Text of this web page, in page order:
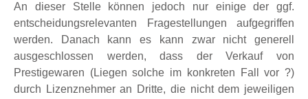
An dieser Stelle können jedoch nur einige der ggf.
entscheidungsrelevanten Fragestellungen aufgegriffen
werden. Danach kann es kann zwar nicht generell
ausgeschlossen werden, dass der Verkauf von
Prestigewaren (Liegen solche im konkreten Fall vor ?)
durch Lizenznehmer an Dritte, die nicht dem jeweiligen